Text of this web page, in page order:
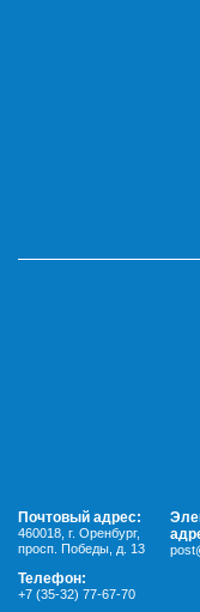
Почтовый адрес:
460018 г. Оренбург,
просп. Победы, д. 13
Телефон:
+7 (35-32) 77-67-70